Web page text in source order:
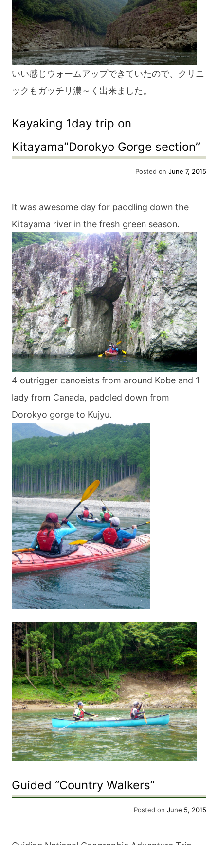
いい感じウォームアップできていたので、クリニ
ックもガッチリ濃～く出来ました。
Kayaking 1day trip on
Kitayama”Dorokyo Gorge section”
Posted on June 7, 2015
It was awesome day for paddling down the
Kitayama river in the fresh green season.
4 outrigger canoeists from around Kobe and 1
lady from Canada, paddled down from
Dorokyo gorge to Kujyu.
Guided “Country Walkers”
Posted on June 5, 2015